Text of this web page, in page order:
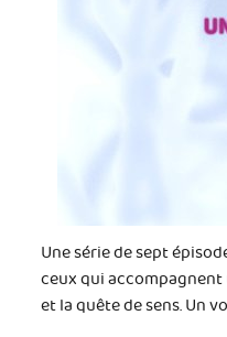
Une série de sept
ceux qui accompagnent
et la quête de sens. Un